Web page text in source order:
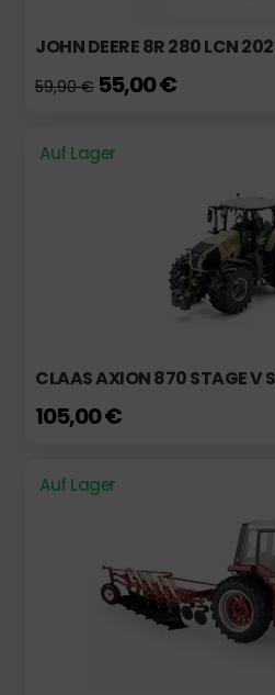
JOHN DEERE 8R 280 LCN
59,90 € 55,00 €
Auf Lager
CLAAS AXION 870 STAGE V
105,00 €
Auf Lager